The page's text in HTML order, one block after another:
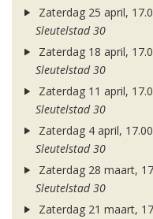
Zaterdag 25 april,
Sleutelstad 30
Zaterdag 18 april,
Sleutelstad 30
Zaterdag 11 april,
Sleutelstad 30
Zaterdag 4 april,
Sleutelstad 30
Zaterdag 28 maart,
Sleutelstad 30
Zaterdag 21 maart,